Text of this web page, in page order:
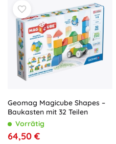
Geomag Magicube Shapes –
Baukasten mit 32 Teilen
Vorrätig
64,50 €